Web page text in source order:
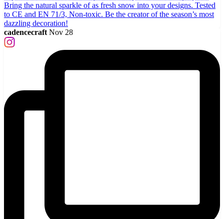
cadencecraft Nov 28